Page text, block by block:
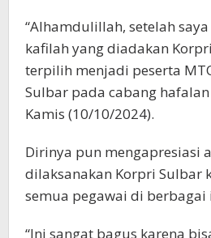
“Alhamdulillah, setelah
kafilah yang diadakan
terpilih menjadi peserta
Sulbar pada cabang hafalan
Kamis (10/10/2024).
Dirinya pun mengapresiasi
dilaksanakan Korpri Sulbar
semua pegawai di berbagai
“Ini sangat bagus karena